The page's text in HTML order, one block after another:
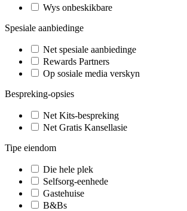
Wys onbeskikbare
Spesiale aanbiedinge
Net spesiale aanbiedinge
Rewards Partners
Op sosiale media verskyn
Bespreking-opsies
Net Kits-bespreking
Net Gratis Kansellasie
Tipe eiendom
Die hele plek
Selfsorg-eenhede
Gastehuise
B&Bs